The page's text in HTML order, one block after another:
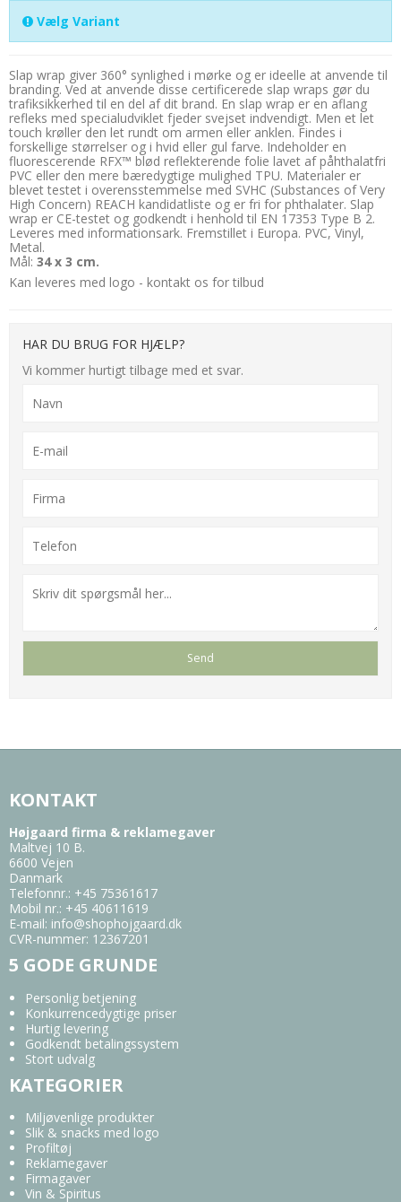
Vælg Variant
Slap wrap giver 360° synlighed i mørke og er ideelle at anvende til
branding. Ved at anvende disse certificerede slap wraps gør du
trafiksikkerhed til en del af dit brand. En slap wrap er en aflang
refleks med specialudviklet fjeder svejset indvendigt. Men et let
touch krøller den let rundt om armen eller anklen. Findes i
forskellige størrelser og i hvid eller gul farve. Indeholder en
fluorescerende RFX™ blød reflekterende folie lavet af påhthalatfri
PVC eller den mere bæredygtige mulighed TPU. Materialer er
blevet testet i overensstemmelse med SVHC (Substances of Very
High Concern) REACH kandidatliste og er fri for phthalater. Slap
wrap er CE-testet og godkendt i henhold til EN 17353 Type B 2.
Leveres med informationsark. Fremstillet i Europa. PVC, Vinyl,
Metal.
Mål: 34x 3 cm.
Kan leveres med logo - kontakt os for tilbud
HAR DU BRUG FOR HJÆLP?
Vi kommer hurtigt tilbage med et svar.
KONTAKT
Højgaard firma & reklamegaver
Maltvej 10 B.
6600 Vejen
Danmark
Telefonnr.: +45 75361617
Mobil nr.: +45 40611619
E-mail: info@shophojgaard.dk
CVR-nummer: 12367201
5 GODE GRUNDE
Personlig betjening
Konkurrencedygtige priser
Hurtig levering
Godkendt betalingssystem
Stort udvalg
KATEGORIER
Miljøvenlige produkter
Slik & snacks med logo
Profiltøj
Reklamegaver
Firmagaver
Vin & Spiritus